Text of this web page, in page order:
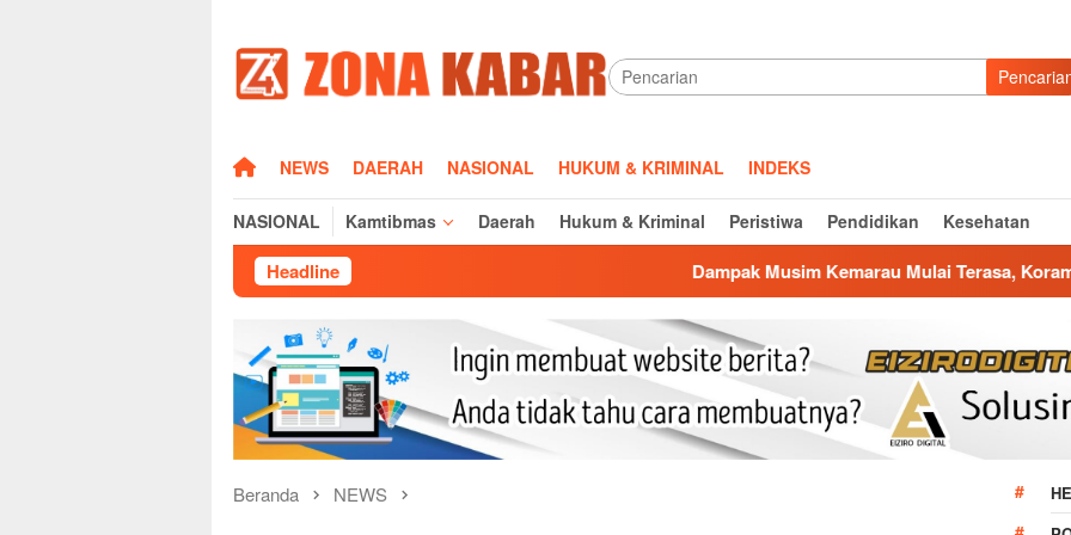
konten
HOMENEWS DAERAH NASIONAL HUKUM & KRIMINAL INDEKS
NASIONAL Kamtibmas Daerah Hukum & Kriminal Peristiwa Pendidikan Kesehatan
Headline Dampak Musim Kemarau Mulai Terasa, Koramil Jatiwangi
Beranda NEWS